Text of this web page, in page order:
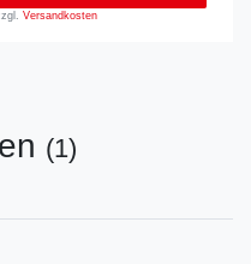
Versandkosten
(1)